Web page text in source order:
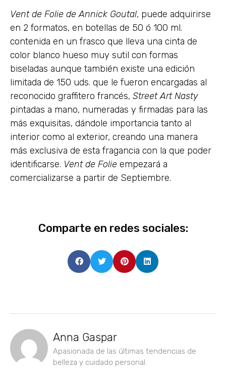
Vent de Folie de Annick Goutal, puede adquirirse
en 2 formatos, en botellas de 50 ó 100 ml.
contenida en un frasco que lleva una cinta de
color blanco hueso muy sutil con formas
biseladas aunque también existe una edición
limitada de 150 uds. que le fueron encargadas al
reconocido graffitero francés, Street Art Nasty
pintadas a mano, numeradas y firmadas para las
más exquisitas, dándole importancia tanto al
interior como al exterior, creando una manera
más exclusiva de esta fragancia con la que poder
identificarse. Vent de Folie empezará a
comercializarse a partir de Septiembre.
Comparte en redes sociales:
Anna Gaspar
Apasionada de las últimas tendencias de
belleza y cuidado personal.